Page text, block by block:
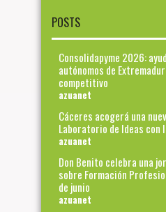
POSTS
Consolidapyme 2026:
autónomos de
competitivo
azuanet
Cáceres acogerá una
Laboratorio de Ideas con
azuanet
Don Benito celebra una
sobre Formación
de junio
azuanet